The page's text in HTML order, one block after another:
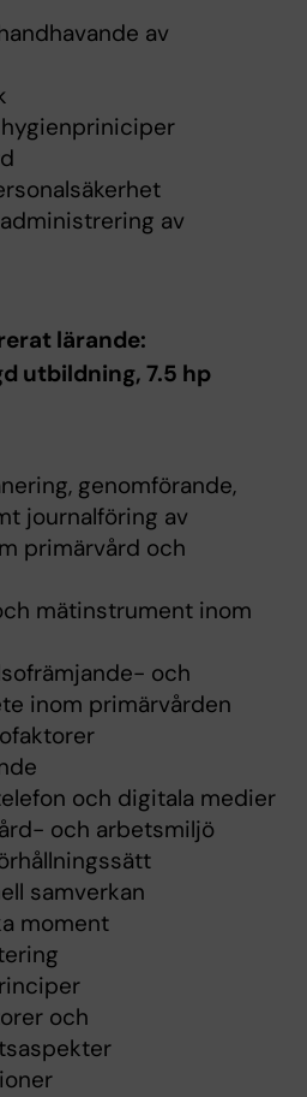
av
av
lärande:
utbildning, 7.5 hp
genomförande,
journalföring av
primärvård och
mätinstrument inom
och
inom primärvården
och digitala medier
och arbetsmiljö
samverkan
moment
och